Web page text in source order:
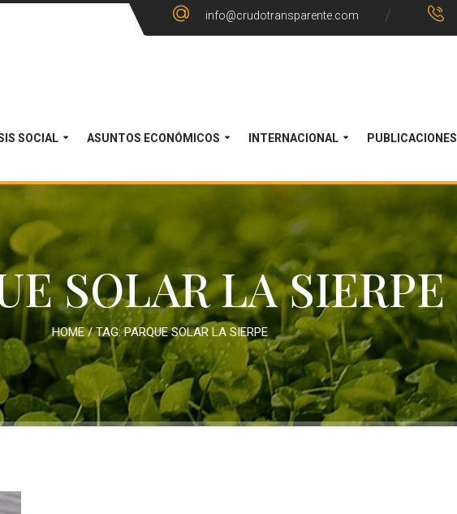
info@crudotransparente.com
SOCIAL ASUNTOS ECONÓMICOS INTERNACIONAL PUBLICACIONES
SOLAR LA SIERPE
HOME/ TAG:PARQUE SOLAR LA SIERPE